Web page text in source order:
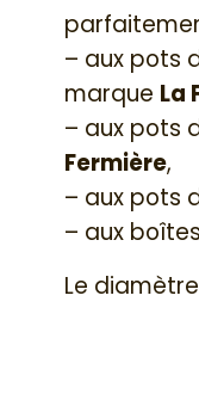
– aux pots
marque La
– aux pots
Fermière,
– aux pots
– aux
Le